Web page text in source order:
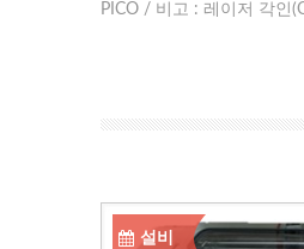
PICO / 비고 : 레이저 각인
설비